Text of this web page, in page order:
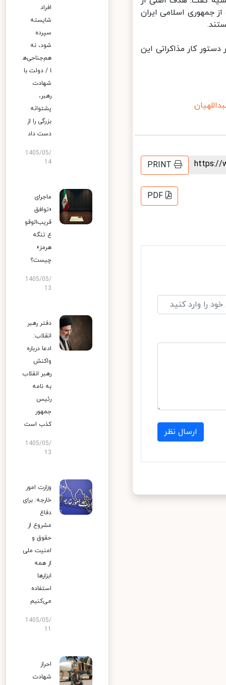
اسلامی ایران
کار مذاکراتی این
PRINT
PDF
ارسال نظر
افراد
شایسته
سپرده
شود، نه
هم‌جناحی‌ه
ا / دولت با
شهادت
رهبر،
پشتوانه
بزرگی را از
دست داد
1405/05/
14
ماجرای
«توافق
قریب‌الوقو
ع تنگه
هرمز»
چیست؟
1405/05/
13
دفتر رهبر
انقلاب:
ادعا درباره
واکنش
رهبر انقلاب
به نامه
رئیس
جمهور
کذب است
1405/05/
13
وزارت امور
خارجه: برای
دفاع
مشروع از
حقوق و
امنیت ملی
از همه
ابزارها
استفاده
می‌کنیم
1405/05/
احراز
شهادت